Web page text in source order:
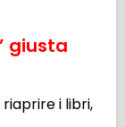
giusta
i libri,